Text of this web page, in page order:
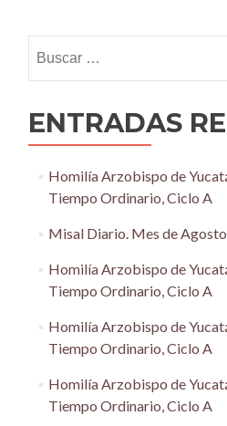
ENTRADAS
Homilía Arzobispo de
Tiempo Ordinario, Ciclo A
Misal Diario. Mes de
Homilía Arzobispo de
Tiempo Ordinario, Ciclo A
Homilía Arzobispo de
Tiempo Ordinario, Ciclo A
Homilía Arzobispo de
Tiempo Ordinario, Ciclo A